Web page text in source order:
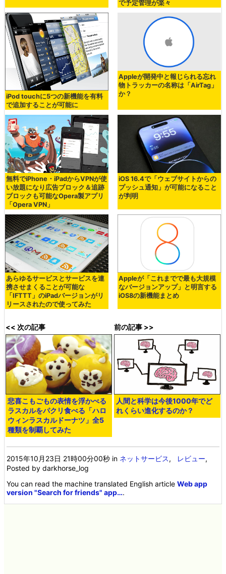
で予定管理が楽々
iPod touchに5つの新機能を有料
で追加することが可能に
Appleが開発中と報じられる忘れ
物トラッカーの名称は「AirTag」
か？
無料でiPhone・iPadからVPNが使
い放題になり広告ブロック＆追跡
ブロックも可能なOpera製アプリ
「Opera VPN」
iOS 16.4で「ウェブサイトからの
プッシュ通知」が可能になること
が判明
あらゆるサービスとサービスを連
携させまくることが可能な
「IFTTT」のiPadバージョンがリ
リースされたので使ってみた
Appleが「これまでで最も大規模
なバージョンアップ」と明言する
iOS8の新機能まとめ
<< 次の記事
悲喜こもごもの表情を浮かべる
ラスカルをパクリ食べる「ハロ
ウィンラスカルドーナツ」全5
種類を制覇してみた
前の記事 >>
人間と科学は今後1000年でど
れくらい進化するのか？
2015年10月23日 21時00分00秒 in ネットサービス, レビュー,
Posted by darkhorse_log
You can read the machine translated English articleWeb app
version "Search for friends" app….